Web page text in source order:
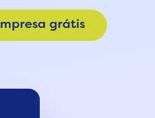
grátis